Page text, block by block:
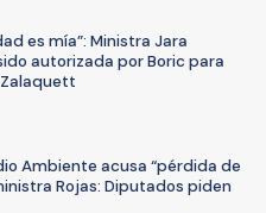
es mía”: Ministra Jara
autorizada por Boric para
Ambiente acusa “pérdida de
Rojas: Diputados piden